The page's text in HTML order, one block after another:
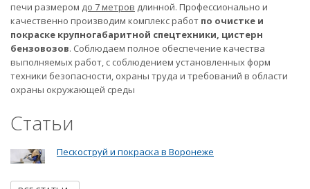
печи размером до 7 метров длинной. Профессионально и
качественно производим комплекс работ по очистке и
покраске крупногабаритной спецтехники, цистерн
бензовозов. Соблюдаем полное обеспечение качества
выполняемых работ, с соблюдением установленных форм
техники безопасности, охраны труда и требований в области
охраны окружающей среды
Статьи
Пескоструй и покраска в Воронеже